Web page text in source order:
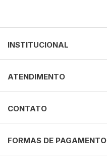
INSTITUCIONAL
ATENDIMENTO
CONTATO
FORMAS DE PAGAMENTO